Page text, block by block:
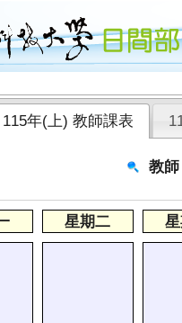
115年(上) 教師課表
教師
星期二